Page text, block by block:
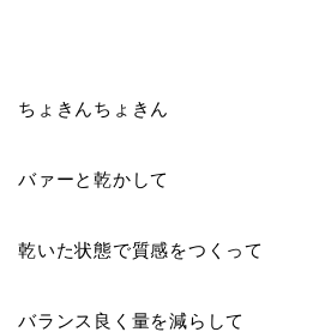
ちょきんちょきん
バァーと乾かして
乾いた状態で質感をつくって
バランス良く量を減らして